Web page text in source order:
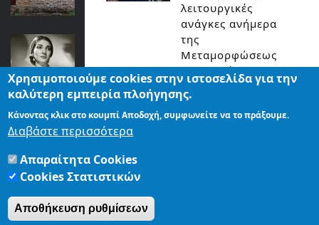
λειτουργικές
ανάγκες ανήμερα
της
Μεταμορφώσεως
του Σωτήρος
ΕΙΔΗΣΕΙΣ
Άρτα:Ποινικές
Η ΜΑΡΙΑ ΚΑΛΛΑΣ ΣΤΟ…ΓΕΦΥΡΙ ΤΗΣ
ΕΙΔΗΣΕΙΣ
Η ΔΟΞΟΛΟΓΙΑ ΣΤΟΝ ΆΓΙΟ ΔΗΜΗΤΡΙΟ
ΚΑΙ ΕΙΚΟΝΕΣ ΑΠΟ ΤΗΝ ΠΑΡΕΛΑΣΗ
ΕΙΔΗΣΕΙΣ
Χρησιμοποιούμε cookies στην ιστοσελίδα για την
καλύτερη εμπειρία πλοήγησης.
Κάνοντας κλικ στο κουμπί Αποδοχή, συμφωνείτε να το πράξουμε.
Διαβάστε περισσότερα
Απαραίτητα Cookies
Cookies Στατιστικών
Αποθήκευση ρυθμίσεων